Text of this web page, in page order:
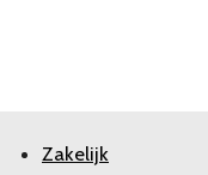
Zakelijk